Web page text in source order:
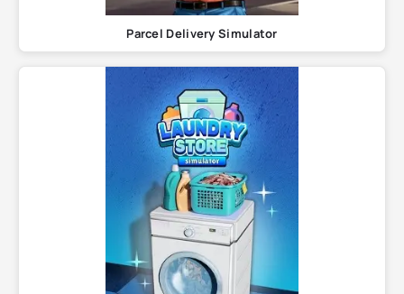
Parcel Delivery Simulator